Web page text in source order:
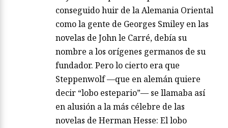
conseguido huir de la Alemania Oriental
como la gente de Georges Smiley en las
novelas de John le Carré, debía su
nombre a los orígenes germanos de su
fundador. Pero lo cierto era que
Steppenwolf —que en alemán quiere
decir “lobo estepario”— se llamaba así
en alusión a la más célebre de las
novelas de Herman Hesse: El lobo